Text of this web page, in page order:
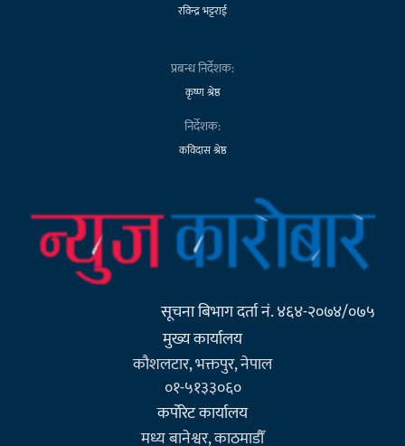
रविन्द्र भट्टराई
प्रबन्ध निर्देशक:
कृष्ण श्रेष्ठ
निर्देशक:
कविदास श्रेष्ठ
सूचना बिभाग दर्ता नं. ४६४-२०७४/०७५
मुख्य कार्यालय
कौशलटार, भक्तपुर, नेपाल
०१-५१३३०६०
कर्पाेरेट कार्यालय
मध्य बानेश्वर, काठमाडौँ